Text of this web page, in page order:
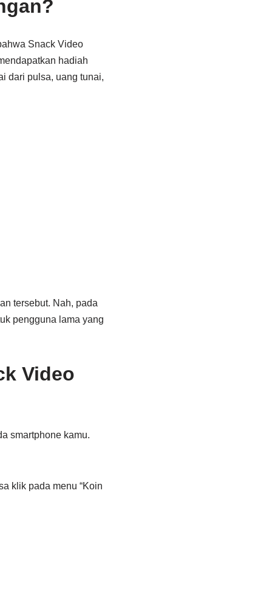
Snack Video
hadiah
dari pulsa, uang tunai,
tersebut. Nah, pada
pengguna lama yang
Video
smartphone kamu.
klik pada menu “Koin